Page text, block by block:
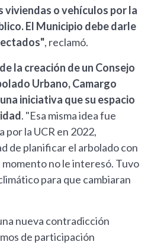
viviendas o vehículos por la
El Municipio debe darle
, reclamó.
la creación de un Consejo
Urbano, Camargo
iniciativa que su espacio
. "Esa misma idea fue
la UCR en 2022,
de planificar el arbolado con
no le interesó. Tuvo
para que cambiaran
nueva contradicción
de participación